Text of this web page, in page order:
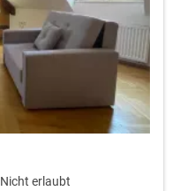
Nicht erlaubt